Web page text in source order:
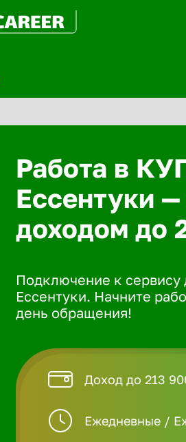
Работа в
Ессентуки
доходом до
Подключение к сервису
Ессентуки. Начните
день обращения!
Доход до 213
Ежедневные /